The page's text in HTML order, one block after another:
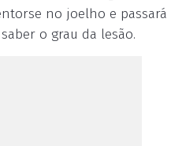
no joelho e passará
o grau da lesão.